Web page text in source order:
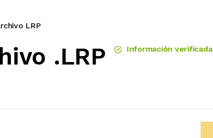
LRP
.LRP Información verificada